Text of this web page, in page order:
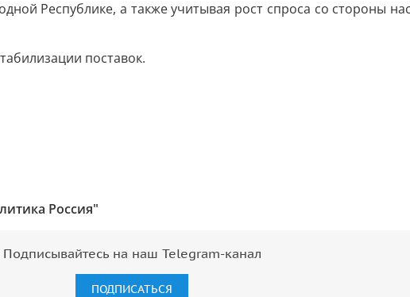
Республике, а также учитывая рост спроса со стороны
поставок.
Россия"
Подписывайтесь на наш Telegram-канал
ПОДПИСАТЬСЯ